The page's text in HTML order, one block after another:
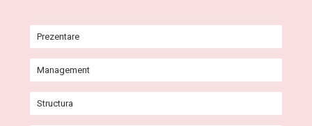
Prezentare
Misiune și viziune
Agenda conducerii
Management
Consiliul de Administrație
Structura